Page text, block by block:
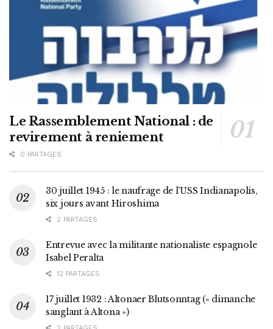
Le Rassemblement National : de
revirement à reniement
0 PARTAGES
30 juillet 1945 : le naufrage de l’USS Indianapolis,
six jours avant Hiroshima
2 PARTAGES
Entrevue avec la militante nationaliste espagnole
Isabel Peralta
12 PARTAGES
17 juillet 1932 : Altonaer Blutsonntag (« dimanche
sanglant à Altona »)